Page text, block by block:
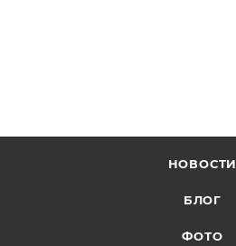
НОВОСТИ
БЛОГ
ФОТО